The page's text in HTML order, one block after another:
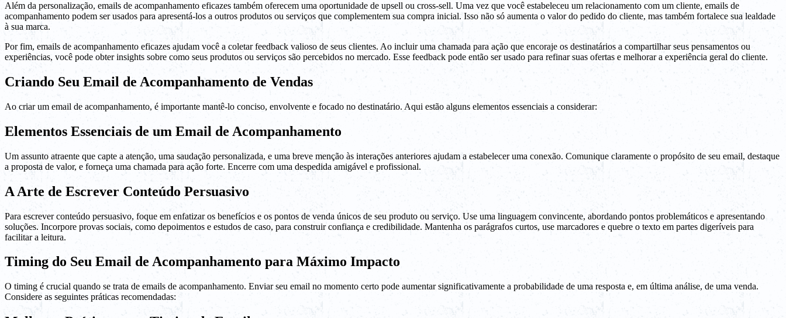
Além da personalização, emails de acompanhamento eficazes também oferecem uma oportunidade de upsell ou cross-sell. Uma vez que você estabeleceu um relacionamento com um cliente, emails de
acompanhamento podem ser usados para apresentá-los a outros produtos ou serviços que complementem sua compra inicial. Isso não só aumenta o valor do pedido do cliente, mas também fortalece sua lealdade
à sua marca.
Por fim, emails de acompanhamento eficazes ajudam você a coletar feedback valioso de seus clientes. Ao incluir uma chamada para ação que encoraje os destinatários a compartilhar seus pensamentos ou
experiências, você pode obter insights sobre como seus produtos ou serviços são percebidos no mercado. Esse feedback pode então ser usado para refinar suas ofertas e melhorar a experiência geral do cliente.
Criando Seu Email de Acompanhamento de Vendas
Ao criar um email de acompanhamento, é importante mantê-lo conciso, envolvente e focado no destinatário. Aqui estão alguns elementos essenciais a considerar:
Elementos Essenciais de um Email de Acompanhamento
Um assunto atraente que capte a atenção, uma saudação personalizada, e uma breve menção às interações anteriores ajudam a estabelecer uma conexão. Comunique claramente o propósito de seu email, destaque
a proposta de valor, e forneça uma chamada para ação forte. Encerre com uma despedida amigável e profissional.
A Arte de Escrever Conteúdo Persuasivo
Para escrever conteúdo persuasivo, foque em enfatizar os benefícios e os pontos de venda únicos de seu produto ou serviço. Use uma linguagem convincente, abordando pontos problemáticos e apresentando
soluções. Incorpore provas sociais, como depoimentos e estudos de caso, para construir confiança e credibilidade. Mantenha os parágrafos curtos, use marcadores e quebre o texto em partes digeríveis para
facilitar a leitura.
Timing do Seu Email de Acompanhamento para Máximo Impacto
O timing é crucial quando se trata de emails de acompanhamento. Enviar seu email no momento certo pode aumentar significativamente a probabilidade de uma resposta e, em última análise, de uma venda.
Considere as seguintes práticas recomendadas: